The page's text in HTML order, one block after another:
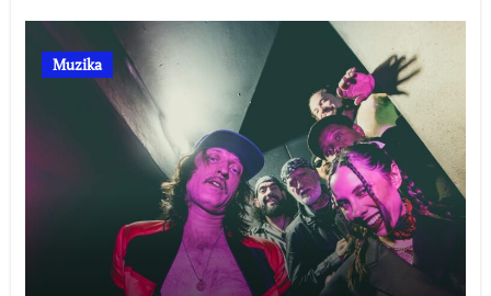
Muzika